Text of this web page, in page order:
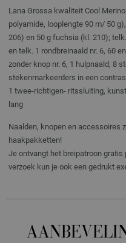
Lana Grossa kwaliteit Cool
polyamide, looplengte 90 m/ 50
206) en 50 g fuchsia (kl. 210);
en telk. 1 rondbreinaald nr. 6, 60
zonder knop nr. 6, 1 hulpnaald, 8
stekenmarkeerders in een
1 twee-richtigen- ritssluiting,
lang
Naalden, knopen en accessoires
haakpakketten!
Je ontvangt het breipatroon gratis
verzoek kun je ook een gedrukt